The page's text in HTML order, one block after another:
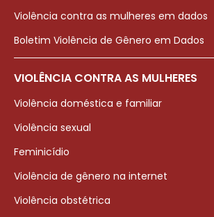
Violência contra as mulheres em dados
Boletim Violência de Gênero em Dados
VIOLÊNCIA CONTRA AS MULHERES
Violência doméstica e familiar
Violência sexual
Feminicídio
Violência de gênero na internet
Violência obstétrica